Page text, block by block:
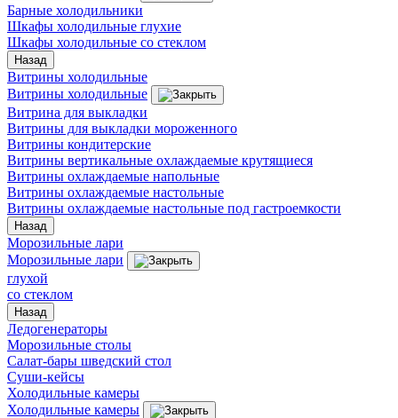
Барные холодильники
Шкафы холодильные глухие
Шкафы холодильные со стеклом
Назад
Витрины холодильные
Витрины холодильные
Витрина для выкладки
Витрины для выкладки мороженного
Витрины кондитерские
Витрины вертикальные охлаждаемые крутящиеся
Витрины охлаждаемые напольные
Витрины охлаждаемые настольные
Витрины охлаждаемые настольные под гастроемкости
Назад
Морозильные лари
Морозильные лари
глухой
со стеклом
Назад
Ледогенераторы
Морозильные столы
Салат-бары шведский стол
Суши-кейсы
Холодильные камеры
Холодильные камеры